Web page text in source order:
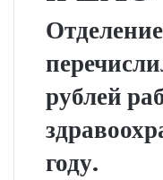
рублей
году.